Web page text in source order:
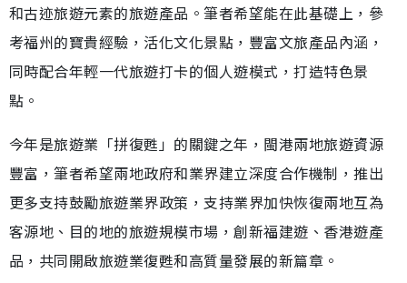
和古迹旅遊元素的旅遊產品。筆者希望能在此基礎上，參
考福州的寶貴經驗，活化文化景點，豐富文旅產品內涵，
同時配合年輕一代旅遊打卡的個人遊模式，打造特色景
點。
今年是旅遊業「拼復甦」的關鍵之年，閩港兩地旅遊資源
豐富，筆者希望兩地政府和業界建立深度合作機制，推出
更多支持鼓勵旅遊業界政策，支持業界加快恢復兩地互為
客源地、目的地的旅遊規模市場，創新福建遊、香港遊產
品，共同開啟旅遊業復甦和高質量發展的新篇章。